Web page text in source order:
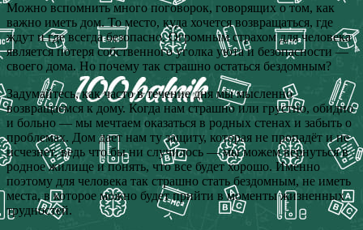
Можно вспомнить много поговорок, говорящих о том, как
важно иметь дом. То место, куда хочется возвращаться, где
ждут и где всегда безопасно. Огромным страхом для человека
является потеря собственного уголка уюта и безопасности —
своего дома. Но почему так страшно остаться бездомным?
Задумайтесь, как часто в течение дня мы мысленно
возвращаемся к дому. Когда нам страшно или грустно, обидно
и больно — мы мечтаем оказаться в родных стенах и забыть о
проблемах. Дом дает нам ту защиту, которая не пропадёт и не
исчезнет, ведь что бы ни случилось — мы можем вернуться в
родное жилище и понять, что все будет хорошо. Именно
поэтому для человека так страшно стать бездомным, не иметь
места, в которое можно будет прийти в моменты жизненных
трудностей.